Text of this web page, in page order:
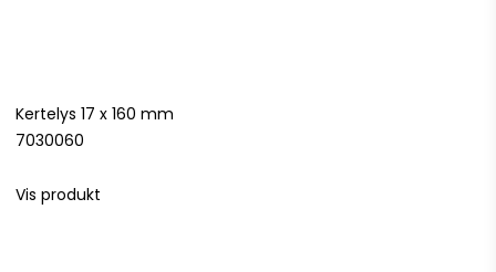
Kertelys 17 x 160 mm
7030060
Vis produkt